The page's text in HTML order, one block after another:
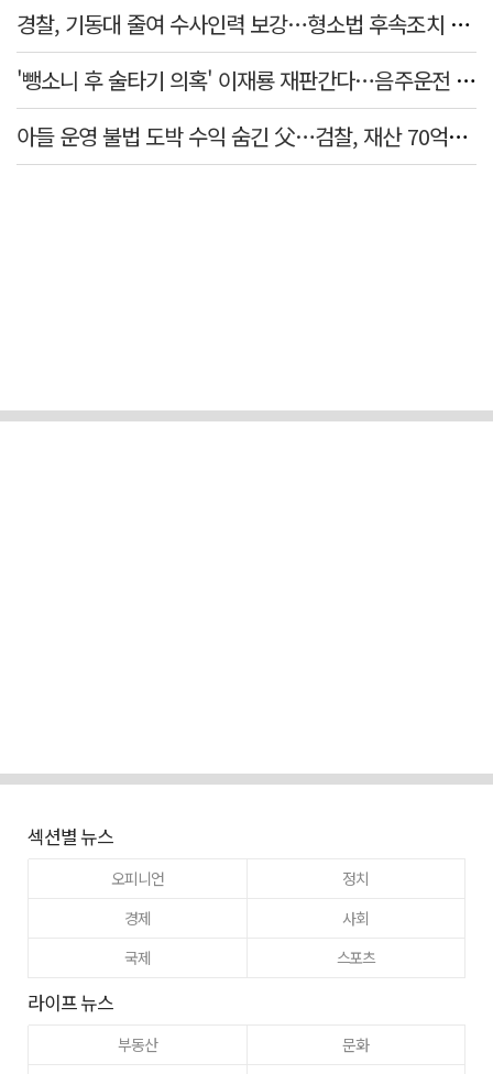
경찰, 기동대 줄여 수사인력 보강…형소법 후속조치 본격화
'뺑소니 후 술타기 의혹' 이재룡 재판간다…음주운전 혐의 제외
아들 운영 불법 도박 수익 숨긴 父…검찰, 재산 70억원 몰수
섹션별 뉴스
오피니언
정치
경제
사회
국제
스포츠
라이프 뉴스
부동산
문화